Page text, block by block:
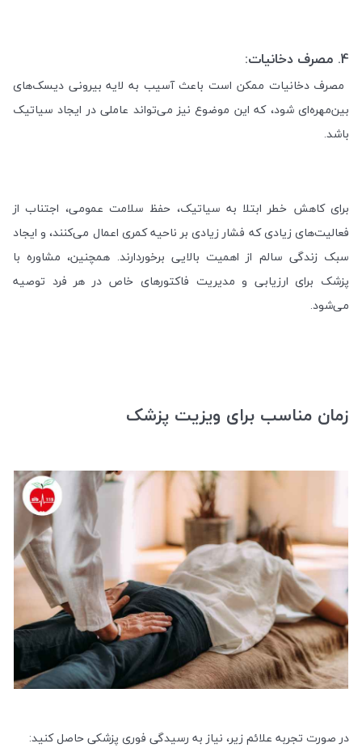
4. مصرف دخانیات:
مصرف دخانیات ممکن است باعث آسیب به لایه بیرونی دیسک‌های
بین‌مهره‌ای شود، که این موضوع نیز می‌تواند عاملی در ایجاد سیاتیک
باشد.
برای کاهش خطر ابتلا به سیاتیک، حفظ سلامت عمومی، اجتناب از
فعالیت‌های زیادی که فشار زیادی بر ناحیه کمری اعمال می‌کنند، و ایجاد
سبک زندگی سالم از اهمیت بالایی برخوردارند. همچنین، مشاوره با
پزشک برای ارزیابی و مدیریت فاکتورهای خاص در هر فرد توصیه
می‌شود.
زمان مناسب برای ویزیت پزشک
در صورت تجربه علائم زیر، نیاز به رسیدگی فوری پزشکی حاصل کنید: